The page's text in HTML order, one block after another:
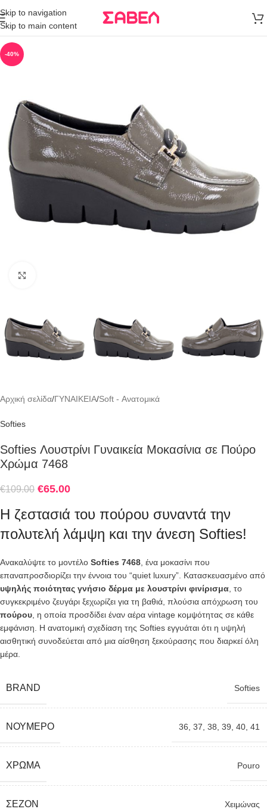
Skip to navigation
Skip to main content
άνω των 80€
Παραγγελία
-40%
Αρχική σελίδα/ΓΥΝΑΙΚΕΙΑ/Soft - Ανατομικά
Softies
Softies Λουστρίνι Γυναικεία Μοκασίνια σε Πούρο
Χρώμα 7468
€109.00 €65.00
Η ζεστασιά του πούρου συναντά την
πολυτελή λάμψη και την άνεση Softies!
Ανακαλύψτε το μοντέλο Softies 7468, ένα μοκασίνι που
επαναπροσδιορίζει την έννοια του “quiet luxury”. Κατασκευασμένο από
υψηλής ποιότητας γνήσιο δέρμα με λουστρίνι φινίρισμα, το
συγκεκριμένο ζευγάρι ξεχωρίζει για τη βαθιά, πλούσια απόχρωση του
πούρου, η οποία προσδίδει έναν αέρα vintage κομψότητας σε κάθε
εμφάνιση. Η ανατομική σχεδίαση της Softies εγγυάται ότι η υψηλή
αισθητική συνοδεύεται από μια αίσθηση ξεκούρασης που διαρκεί όλη
μέρα.
BRAND Softies
ΝΟΎΜΕΡΟ 36, 37, 38, 39, 40, 41
ΧΡΏΜΑ Pouro
ΣΕΖΌΝ Χειμώνας